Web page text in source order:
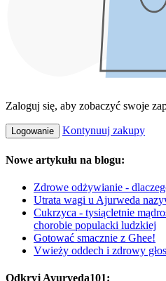
Zaloguj się, aby zobaczyć swoje
Logowanie Kontynuuj zakupy
Nowe artykułu na blogu:
Zdrowe odżywianie -
Utrata wagi u Ajurweda
Cukrzyca - tysiącletnie
chorobie populacki ludzkiej
Gotować smacznie z Ghee!
Vwieży oddech i zdrowy
Odkryj Ayurveda101: